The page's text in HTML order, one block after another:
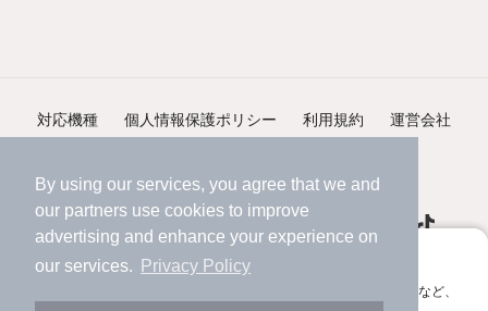
By using our services, you agree that we and
our partners use cookies to improve
advertising and enhance your experience on
our services.
Privacy Policy
アプリに切り替えて、サクサクお部屋探し
会員登録なしですぐ使える。マップ検索やお気に入り保存など、
対応機種 個人情報保護ポリシー 利用規約 運営会社
©NIFTY Lifestyle Co., Ltd.